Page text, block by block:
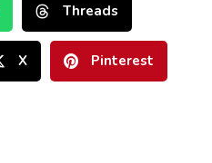
Threads
X Pinterest